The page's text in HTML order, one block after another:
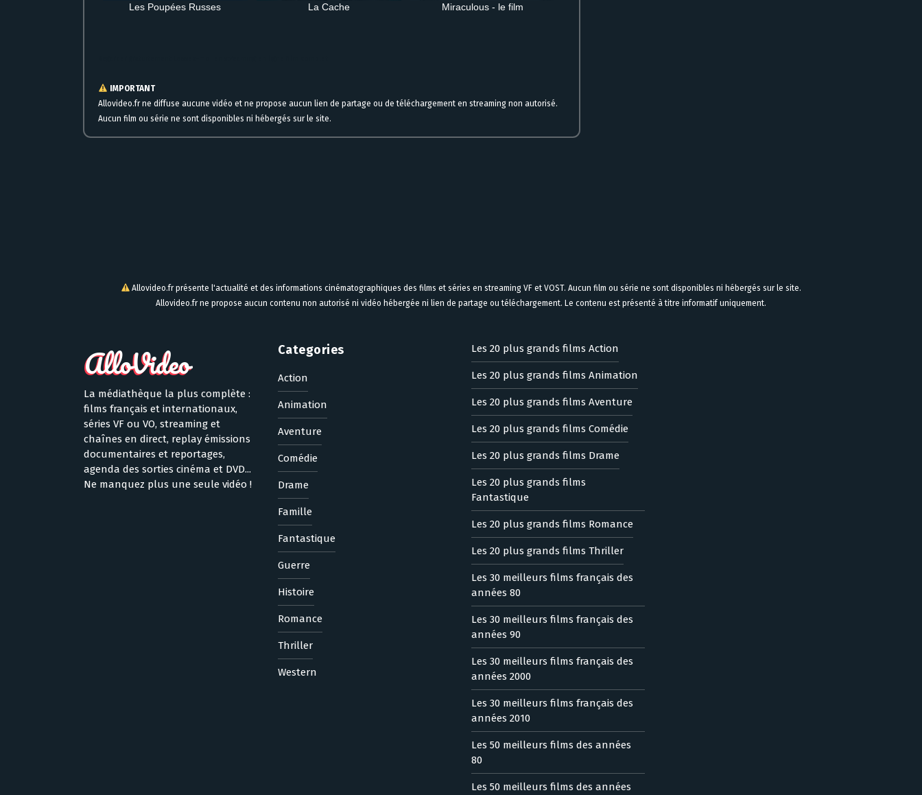
Les Poupées Russes La Cache Miraculous - le film
IMPORTANT
Allovideo.fr ne diffuse aucune vidéo et ne propose aucun lien de partage ou de téléchargement en streaming non autorisé.
Aucun film ou série ne sont disponibles ni hébergés sur le site.
Allovideo.fr présente l'actualité et des informations cinématographiques des films et séries en streaming VF et VOST. Aucun film ou série ne sont disponibles ni hébergés sur le site.
Allovideo.fr ne propose aucun contenu non autorisé ni vidéo hébergée ni lien de partage ou téléchargement. Le contenu est présenté à titre informatif uniquement.
La médiathèque la plus complète :
films français et internationaux,
séries VF ou VO, streaming et
chaînes en direct, replay émissions
documentaires et reportages,
agenda des sorties cinéma et DVD...
Ne manquez plus une seule vidéo !
Categories
Action
Animation
Aventure
Comédie
Drame
Famille
Fantastique
Guerre
Histoire
Romance
Thriller
Western
Les 20 plus grands films Action
Les 20 plus grands films Animation
Les 20 plus grands films Aventure
Les 20 plus grands films Comédie
Les 20 plus grands films Drame
Les 20 plus grands films
Fantastique
Les 20 plus grands films Romance
Les 20 plus grands films Thriller
Les 30 meilleurs films français des
années 80
Les 30 meilleurs films français des
années 90
Les 30 meilleurs films français des
années 2000
Les 30 meilleurs films français des
années 2010
Les 50 meilleurs films des années
80
Les 50 meilleurs films des années